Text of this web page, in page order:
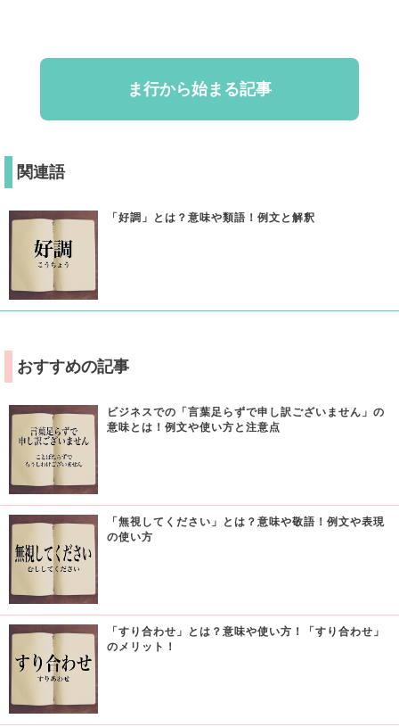
ま行から始まる記事
関連語
「好調」とは？意味や類語！例文と解釈
おすすめの記事
ビジネスでの「言葉足らずで申し訳ございません」の
意味とは！例文や使い方と注意点
「無視してください」とは？意味や敬語！例文や表現
の使い方
「すり合わせ」とは？意味や使い方！「すり合わせ」
のメリット！